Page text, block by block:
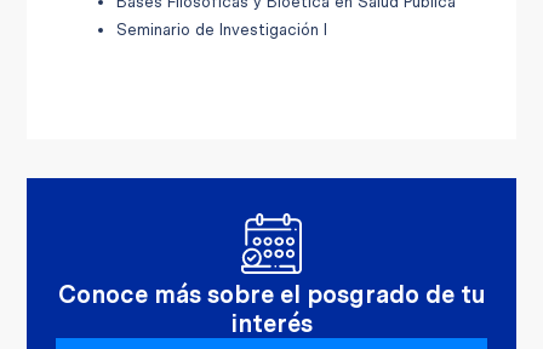
Seminario de Investigación I
Conoce más sobre el posgrado de tu
interés